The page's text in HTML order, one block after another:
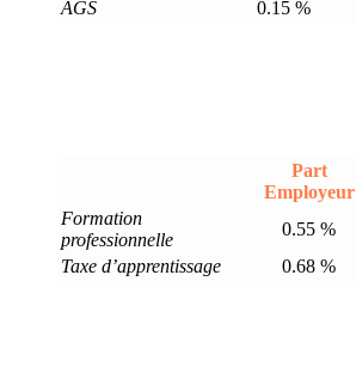
AGS
0.15 %
Part
Employeur
Formation
professionnelle
0.55 %
Taxe d’apprentissage
0.68 %